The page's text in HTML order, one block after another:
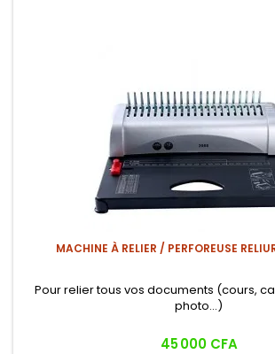
MACHINE À RELIER / PERFOREUSE
Pour relier tous vos documents (cours,
photo…)
Prix
45 000 CFA